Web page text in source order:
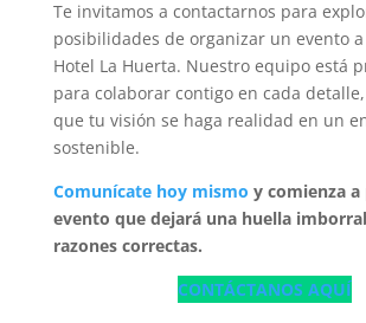
Te invitamos a contactarnos para
posibilidades de organizar un evento
Hotel La Huerta. Nuestro equipo está
para colaborar contigo en cada
que tu visión se haga realidad en un
sostenible.
Comunícate hoy mismo y comienza
evento que dejará una huella
razones correctas.
CONTÁCTANOS AQUÍ